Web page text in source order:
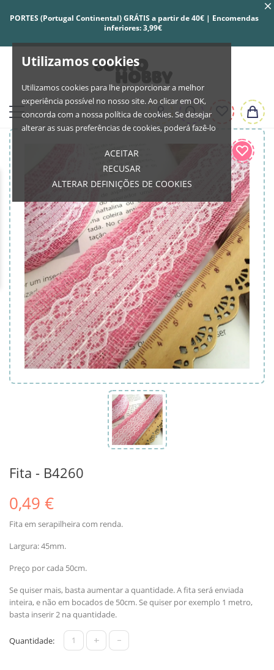
Utilizamos cookies
Utilizamos cookies para lhe proporcionar a melhor
experiência possível no nosso site. Ao clicar em OK,
concorda com a nossa política de cookies. Se desejar
alterar as suas preferências de cookies, poderá fazê-lo
ACEITAR
RECUSAR
ALTERAR DEFINIÇÕES DE COOKIES
PORTES (Portugal Continental) GRÁTIS a partir de 40€ | Encomendas
inferiores: 3,99€
Fita - B4260
0,49 €
Fita em serapilheira com renda.
Largura: 45mm.
Preço por cada 50cm.
Se quiser mais, basta aumentar a quantidade. A fita será enviada
inteira, e não em bocados de 50cm. Se quiser por exemplo 1 metro,
basta inserir 2 na quantidade.
Quantidade: + -